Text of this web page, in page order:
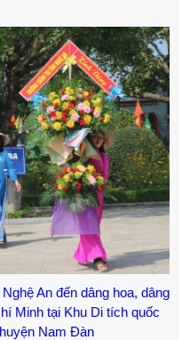
An đến dâng hoa, dâng
Minh tại Khu Di tích quốc
Nam Đàn